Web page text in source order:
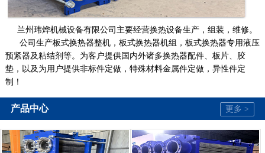
兰州玮烨机械设备有限公司主要经营换热设备生产，组装，维修。
公司生产板式换热器整机，板式换热器机组，板式换热器专用液压
预紧器及粘结剂等。为客户提供国内外诸多换热器配件、板片、胶
垫，以及为用户提供非标件定做，特殊材料金属件定做，异性件定
制！
更多 >
产品中心